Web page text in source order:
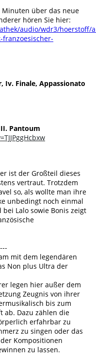
über das neue
hören Sie hier:
audio/wdr3/hoerstoff/
Iv. Finale, Appassionato
Pantoum
ist der Großteil dieses
vertraut. Trotzdem
so, als wollte man ihre
unbedingt noch einmal
Lalo sowie Bonis zeigt
mit dem legendären
Non plus Ultra der
legen hier außer dem
Zeugnis von ihrer
bis zum
ab. Dazu zählen die
erfahrbar zu
zu singen oder das
Kompositionen
zu lassen.